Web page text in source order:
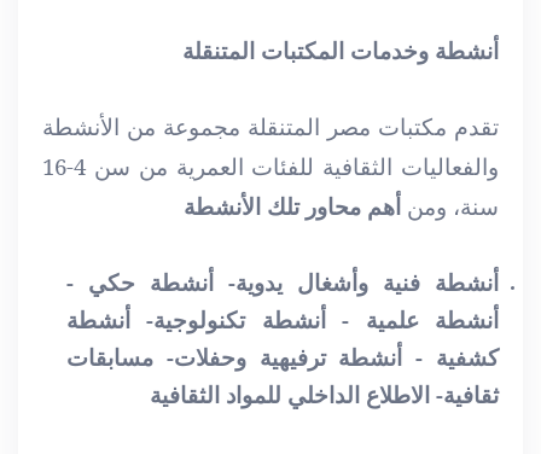
أنشطة وخدمات المكتبات المتنقلة
تقدم مكتبات مصر المتنقلة مجموعة من الأنشطة
والفعاليات الثقافية للفئات العمرية من سن 4-16
سنة، ومن أهم محاور تلك الأنشطة
أنشطة فنية وأشغال يدوية- أنشطة حكي -
أنشطة علمية - أنشطة تكنولوجية- أنشطة
كشفية - أنشطة ترفيهية وحفلات- مسابقات
ثقافية- الاطلاع الداخلي للمواد الثقافية